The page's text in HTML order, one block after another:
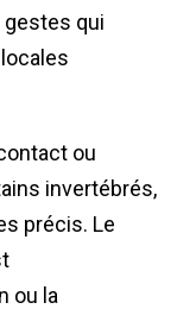
gestes qui
ou
invertébrés,
précis. Le
ou la